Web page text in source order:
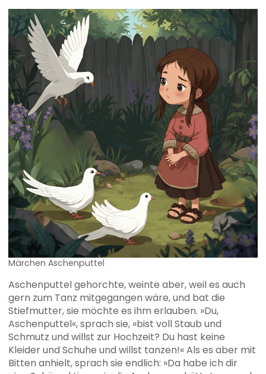
Märchen Aschenputtel
Aschenputtel gehorchte, weinte aber, weil es auch
gern zum Tanz mitgegangen wäre, und bat die
Stiefmutter, sie möchte es ihm erlauben. »Du,
Aschenputtel«, sprach sie, »bist voll Staub und
Schmutz und willst zur Hochzeit? Du hast keine
Kleider und Schuhe und willst tanzen!« Als es aber mit
Bitten anhielt, sprach sie endlich: »Da habe ich dir